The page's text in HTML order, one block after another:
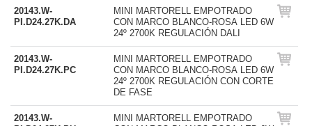
20143.W-
PI.D24.27K.DA
MINI MARTORELL EMPOTRADO
CON MARCO BLANCO-ROSA LED 6W
24º 2700K REGULACIÓN DALI
20143.W-
PI.D24.27K.PC
MINI MARTORELL EMPOTRADO
CON MARCO BLANCO-ROSA LED 6W
24º 2700K REGULACIÓN CON CORTE
DE FASE
20143.W-
MINI MARTORELL EMPOTRADO